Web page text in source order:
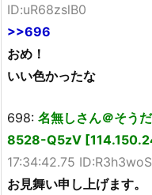
ID:uR68zslB0
>>696
おめ！
いい色かったな
698: 名無しさん＠そう
8528-Q5zV
17:34:42.75
お見舞い申し上げます。